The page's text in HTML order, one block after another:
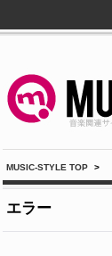
MUSIC-STYLE TOP >
エラー